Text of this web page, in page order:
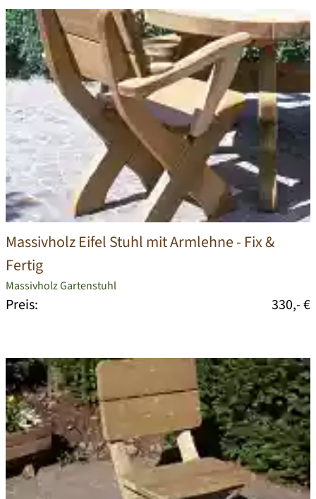
Massivholz Eifel Stuhl mit Armlehne- Fix &
Fertig
Massivholz Gartenstuhl
Preis: 330,- €